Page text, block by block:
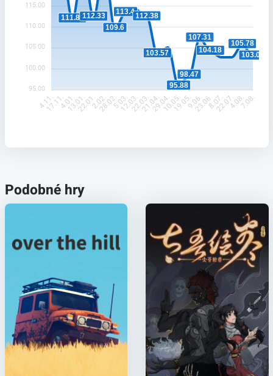
115.00
110.00
105.00
100.00
95.00
111.89112.33
109.6
113.4
112.38
103.57
95.88
98.47
107.31
104.18
105.78
103.05
4.11.
17.11.4.01.
13.01.22.01.2.02.
28.02.5.03.
12.03.22.03.21.04.29.04.10.05.19.05.9.06.
23.06.8.07.
22.07.4.08.7.08.
Podobné hry